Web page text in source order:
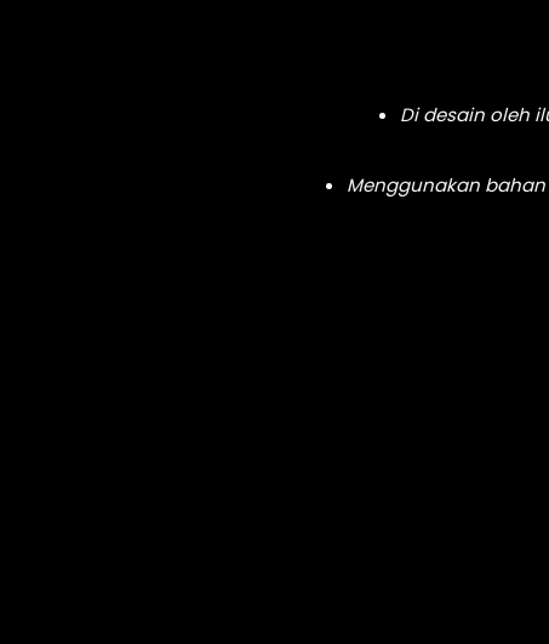
Di desain oleh
Menggunakan